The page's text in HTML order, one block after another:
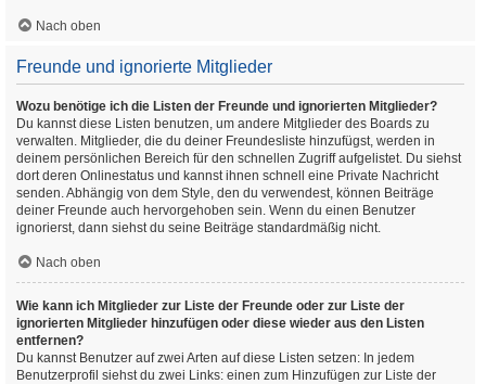
Nach oben
Freunde und ignorierte Mitglieder
Wozu benötige ich die Listen der Freunde und ignorierten Mitglieder?
Du kannst diese Listen benutzen, um andere Mitglieder des Boards zu
verwalten. Mitglieder, die du deiner Freundesliste hinzufügst, werden in
deinem persönlichen Bereich für den schnellen Zugriff aufgelistet. Du siehst
dort deren Onlinestatus und kannst ihnen schnell eine Private Nachricht
senden. Abhängig von dem Style, den du verwendest, können Beiträge
deiner Freunde auch hervorgehoben sein. Wenn du einen Benutzer
ignorierst, dann siehst du seine Beiträge standardmäßig nicht.
Nach oben
Wie kann ich Mitglieder zur Liste der Freunde oder zur Liste der
ignorierten Mitglieder hinzufügen oder diese wieder aus den Listen
entfernen?
Du kannst Benutzer auf zwei Arten auf diese Listen setzen: In jedem
Benutzerprofil siehst du zwei Links: einen zum Hinzufügen zur Liste der